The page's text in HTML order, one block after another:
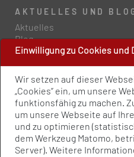
Einwilligung zu Cookies und
Wir setzen auf dieser
„Cookies” ein, um unsere
funktionsfähig zu machen.
um unsere Webseite auf
und zu optimieren
dem Werkzeug Matomo,
Server). Weitere
AKTUELLES UND
Aktuelles
Blog
PRESSE UND
Policy Paper
Pressemitteilungen
Publikationen
Newsletter
Kontakt